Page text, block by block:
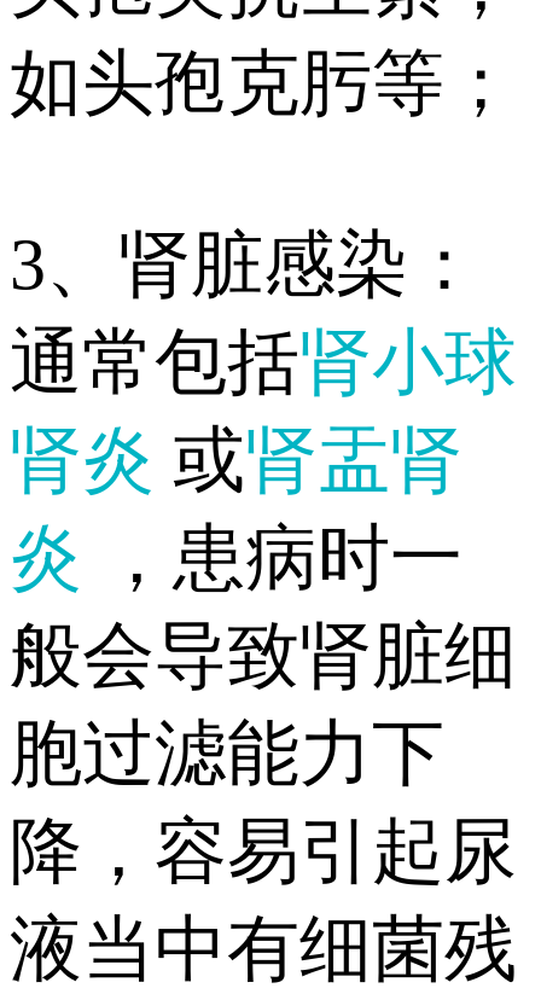
如头孢克肟等；
3、肾脏感染：
通常包括肾小球
肾炎 或肾盂肾
炎
，患病时一
般会导致肾脏细
胞过滤能力下
降，容易引起尿
液当中有细菌残